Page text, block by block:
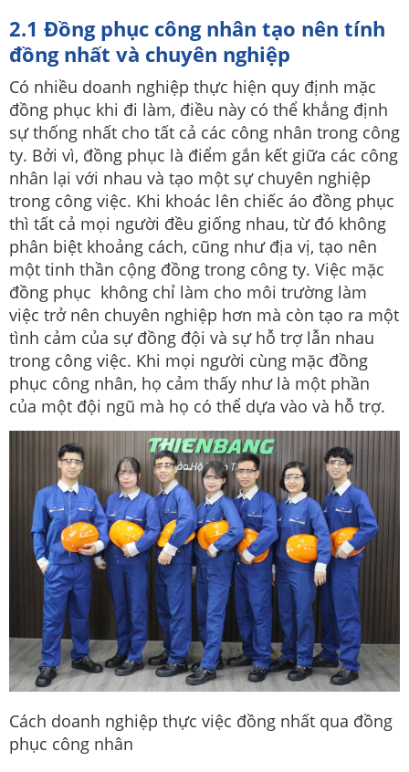
2.1 Đồng phục công nhân tạo nên tính
đồng nhất và chuyên nghiệp
Có nhiều doanh nghiệp thực hiện quy định mặc
đồng phục khi đi làm, điều này có thể khẳng định
sự thống nhất cho tất cả các công nhân trong công
ty. Bởi vì, đồng phục là điểm gắn kết giữa các công
nhân lại với nhau và tạo một sự chuyên nghiệp
trong công việc. Khi khoác lên chiếc áo đồng phục
thì tất cả mọi người đều giống nhau, từ đó không
phân biệt khoảng cách, cũng như địa vị, tạo nên
một tinh thần cộng đồng trong công ty. Việc mặc
đồng phục không chỉ làm cho môi trường làm
việc trở nên chuyên nghiệp hơn mà còn tạo ra một
tình cảm của sự đồng đội và sự hỗ trợ lẫn nhau
trong công việc. Khi mọi người cùng mặc đồng
phục công nhân, họ cảm thấy như là một phần
của một đội ngũ mà họ có thể dựa vào và hỗ trợ.
Cách doanh nghiệp thực việc đồng nhất qua đồng
phục công nhân